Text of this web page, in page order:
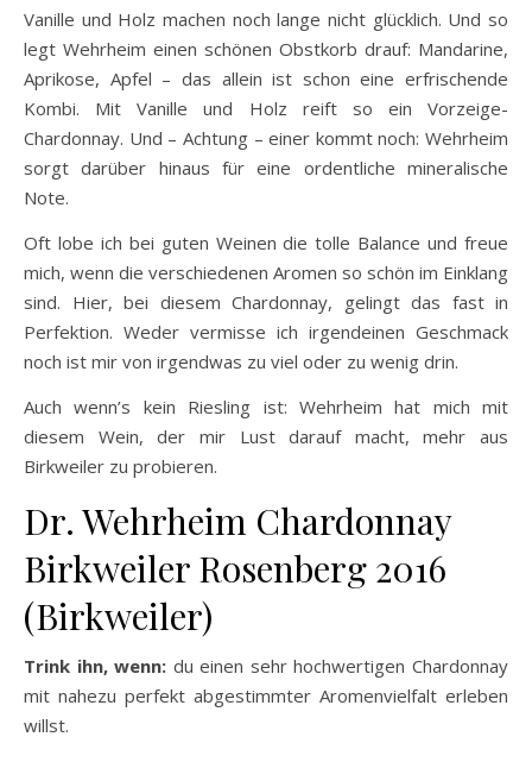
Vanille und Holz machen noch lange nicht glücklich. Und so
legt Wehrheim einen schönen Obstkorb drauf: Mandarine,
Aprikose, Apfel – das allein ist schon eine erfrischende
Kombi. Mit Vanille und Holz reift so ein Vorzeige-
Chardonnay. Und – Achtung – einer kommt noch: Wehrheim
sorgt darüber hinaus für eine ordentliche mineralische
Note.
Oft lobe ich bei guten Weinen die tolle Balance und freue
mich, wenn die verschiedenen Aromen so schön im Einklang
sind. Hier, bei diesem Chardonnay, gelingt das fast in
Perfektion. Weder vermisse ich irgendeinen Geschmack
noch ist mir von irgendwas zu viel oder zu wenig drin.
Auch wenn’s kein Riesling ist: Wehrheim hat mich mit
diesem Wein, der mir Lust darauf macht, mehr aus
Birkweiler zu probieren.
Dr. Wehrheim Chardonnay
Birkweiler Rosenberg 2016
(Birkweiler)
Trink ihn, wenn: du einen sehr hochwertigen Chardonnay
mit nahezu perfekt abgestimmter Aromenvielfalt erleben
willst.